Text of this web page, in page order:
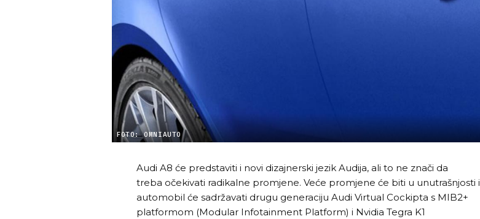
FOTO: OMNIAUTO
Audi A8 će predstaviti i novi dizajnerski jezik Audija, ali to ne znači da
treba očekivati radikalne promjene. Veće promjene će biti u unutrašnjosti i
automobil će sadržavati drugu generaciju Audi Virtual Cockipta s MIB2+
platformom (Modular Infotainment Platform) i Nvidia Tegra K1